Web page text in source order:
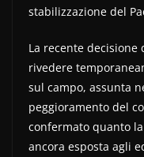
stabilizzazione del
La recente
rivedere
sul campo, assunta
peggioramento del
confermato quanto
ancora esposta agli